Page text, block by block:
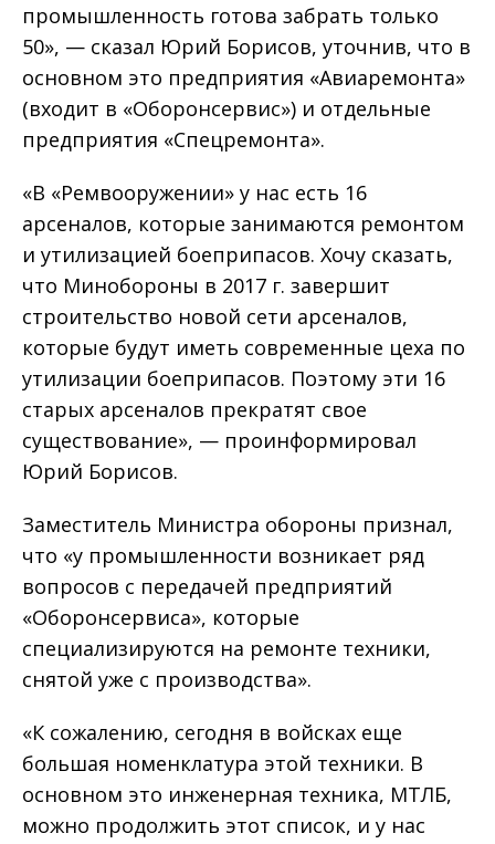
промышленность готова забрать только
50», — сказал Юрий Борисов, уточнив, что в
основном это предприятия «Авиаремонта»
(входит в «Оборонсервис») и отдельные
предприятия «Спецремонта».
«В «Ремвооружении» у нас есть 16
арсеналов, которые занимаются ремонтом
и утилизацией боеприпасов. Хочу сказать,
что Минобороны в 2017 г. завершит
строительство новой сети арсеналов,
которые будут иметь современные цеха по
утилизации боеприпасов. Поэтому эти 16
старых арсеналов прекратят свое
существование», — проинформировал
Юрий Борисов.
Заместитель Министра обороны признал,
что «у промышленности возникает ряд
вопросов с передачей предприятий
«Оборонсервиса», которые
специализируются на ремонте техники,
снятой уже с производства».
«К сожалению, сегодня в войсках еще
большая номенклатура этой техники. В
основном это инженерная техника, МТЛБ,
можно продолжить этот список, и у нас